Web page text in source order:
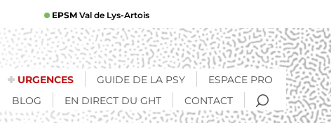
EPSM Val de Lys-Artois
URGENCES GUIDE DE LA PSY
ESPACE PRO
BLOG
EN DIRECT DU GHT CONTACT RECHERCHE